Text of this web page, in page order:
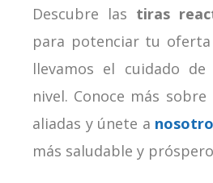
Descubre las tiras
para potenciar tu oferta
llevamos el cuidado
nivel. Conoce más
aliadas y únete a
más saludable y